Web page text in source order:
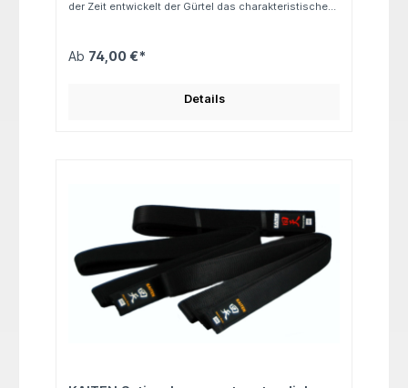
der Zeit entwickelt der Gürtel das charakteristische
100% Naturseide, Kern: 100% Baumwolle Länge: 275 /
Ab 74,00 €*
Details